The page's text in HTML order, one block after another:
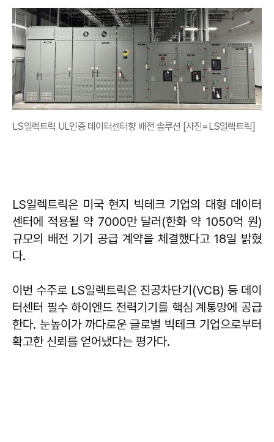
LS일렉트릭 UL인증 데이터센터향 배전 솔루션 [사진=LS일렉트릭]
​LS일렉트릭은 미국 현지 빅테크 기업의 대형 데이터
센터에 적용될 약 7000만 달러(한화 약 1050억 원)
규모의 배전 기기 공급 계약을 체결했다고 18일 밝혔
다.
​이번 수주로 LS일렉트릭은 진공차단기(VCB) 등 데이
터센터 필수 하이엔드 전력기기를 핵심 계통망에 공급
한다. 눈높이가 까다로운 글로벌 빅테크 기업으로부터
확고한 신뢰를 얻어냈다는 평가다.